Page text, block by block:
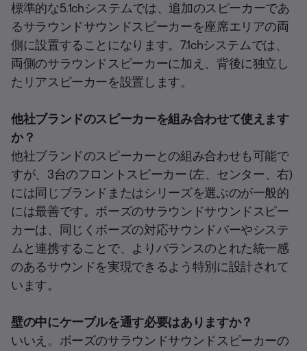
標準的な5.1chシステムでは、追加のスピーカーであ
るサラウンドサウンドスピーカーを座席エリアの両
側に設置することになります。7.1chシステムでは、
両側のサラウンドスピーカーに加え、背後に独立し
たリアスピーカーを設置します。
他社ブランドのスピーカーを組み合わせて使えます
か？
他社ブランドのスピーカーとの組み合わせも可能で
すが、3台のフロントスピーカー (左、センター、右)
には同じブランドまたはシリーズを選ぶのが一般的
には最善です。ボーズのサラウンドサウンドスピー
カーは、同じくボーズの対応サウンドバーやシステ
ムと連携することで、よりバランスのとれた統一感
のあるサウンドを実現できるよう特別に設計されて
います。
壁の中にケーブルを通す必要はありますか？
いいえ。ボーズのサラウンドサウンドスピーカーの